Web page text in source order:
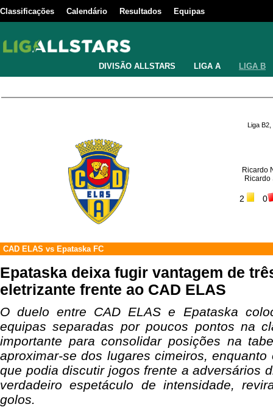
Classificações Calendário Resultados Equipas
DIVISÃO ALLSTARS LIGA A LIGA B
Liga B2,
Ricardo
Ricardo
2 0
CAD ELAS vs Epataska FC
Epataska deixa fugir vantagem de
eletrizante frente ao CAD ELAS
O duelo entre CAD ELAS e Epataska
equipas separadas por poucos pontos na
importante para consolidar posições na
aproximar-se dos lugares cimeiros,
que podia discutir jogos frente a adversários
verdadeiro espetáculo de intensidade,
golos.